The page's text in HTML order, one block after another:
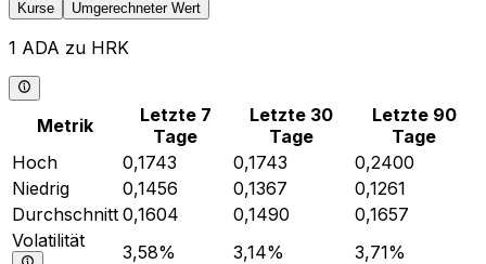
Kurse Umgerechneter Wert
1 ADA zu HRK
Metrik
Letzte 7
Tage
Letzte 30
Tage
Letzte 90
Tage
Hoch
0,1743 0,1743
0,2400
Niedrig
0,1456 0,1367
0,1261
Durchschnitt 0,1604 0,1490
0,1657
Volatilität
3,58% 3,14% 3,71%